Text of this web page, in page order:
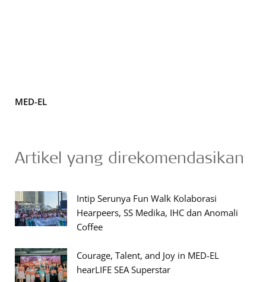
MED-EL
Artikel yang direkomendasikan
Intip Serunya Fun Walk Kolaborasi
Hearpeers, SS Medika, IHC dan Anomali
Coffee
Courage, Talent, and Joy in MED-EL
hearLIFE SEA Superstar